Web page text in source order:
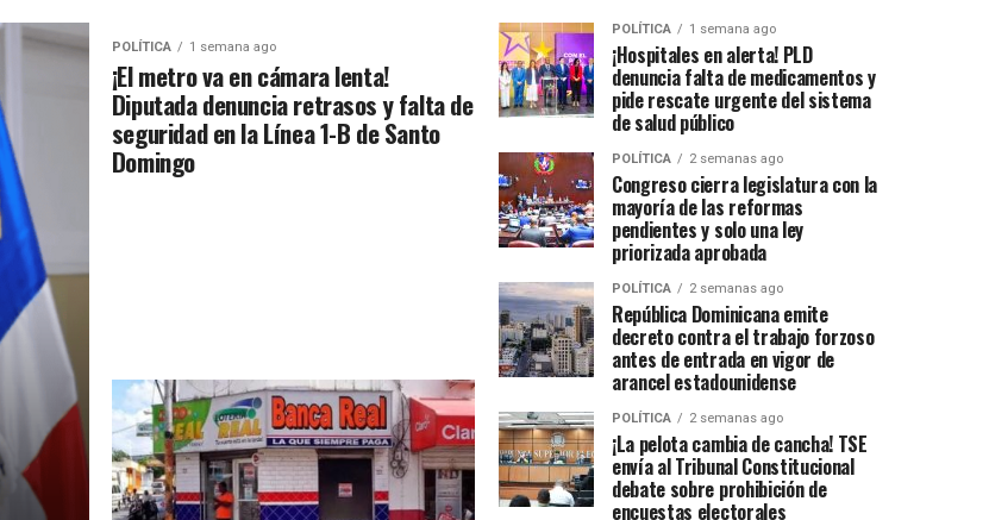
POLÍTICA 1 semana ago
¡El metro va en cámara lenta!
Diputada denuncia retrasos y falta de
seguridad en la Línea 1-B de Santo
Domingo
POLÍTICA 1 semana ago
¡Hospitales en alerta! PLD
denuncia falta de medicamentos y
pide rescate urgente del sistema
de salud público
POLÍTICA 2 semanas ago
Congreso cierra legislatura con la
mayoría de las reformas
pendientes y solo una ley
priorizada aprobada
POLÍTICA 2 semanas ago
República Dominicana emite
decreto contra el trabajo forzoso
antes de entrada en vigor de
arancel estadounidense
POLÍTICA 2 semanas ago
¡La pelota cambia de cancha! TSE
envía al Tribunal Constitucional
debate sobre prohibición de
encuestas electorales